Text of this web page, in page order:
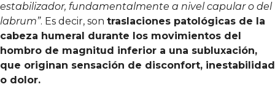
estabilizador, fundamentalmente a nivel capular o del
labrum”. Es decir, son traslaciones patológicas de la
cabeza humeral durante los movimientos del
hombro de magnitud inferior a una subluxación,
que originan sensación de disconfort, inestabilidad
o dolor.